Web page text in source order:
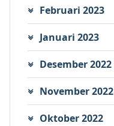
Februari 2023
Januari 2023
Desember 2022
November 2022
Oktober 2022